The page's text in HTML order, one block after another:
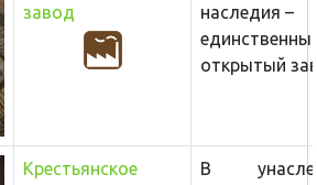
завод
наследия –
открытый
Крестьянское
В